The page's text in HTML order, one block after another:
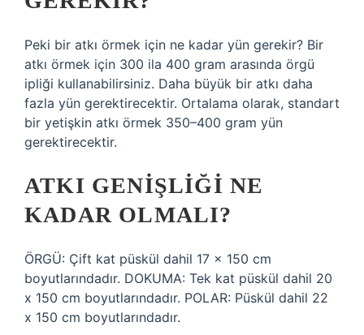
Peki bir atkı örmek için ne kadar yün gerekir? Bir
atkı örmek için 300 ila 400 gram arasında örgü
ipliği kullanabilirsiniz. Daha büyük bir atkı daha
fazla yün gerektirecektir. Ortalama olarak, standart
bir yetişkin atkı örmek 350–400 gram yün
gerektirecektir.
ATKI GENIŞLIĞI NE
KADAR OLMALI?
ÖRGÜ: Çift kat püskül dahil 17 x 150 cm
boyutlarındadır. DOKUMA: Tek kat püskül dahil 20
x 150 cm boyutlarındadır. POLAR: Püskül dahil 22
x 150 cm boyutlarındadır.